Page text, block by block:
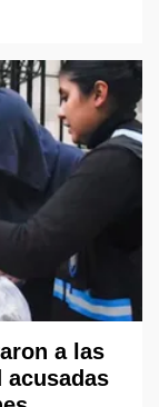
a las
acusadas